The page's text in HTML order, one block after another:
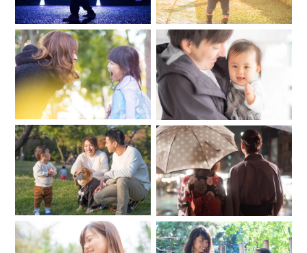
・ニューボーンフォトの場合はご主役のおなまえ(読み仮名)・
性別・誕生日
を記載いただくとスムーズにご案内ができます。
fotowaには他にも多数のフォトグラファーが在籍しています
ので
きっと希望の日時・場所で撮影可能なカメラマンが見つかり
ます。
ご自身にあった撮影方法で素敵な写真が残せますように。
もし何かお手伝いさせていただけることがあれば幸いです。